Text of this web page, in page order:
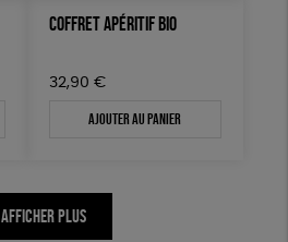
COFFRET APÉRITIF BIO
32,90 €
Ajouter au panier
AFFICHER PLUS